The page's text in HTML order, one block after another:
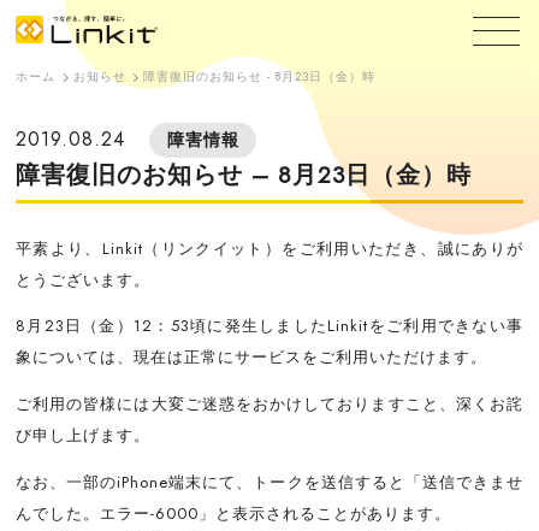
ホーム お知らせ 障害復旧のお知らせ - 8月23日（金）時
2019.08.24 障害情報
障害復旧のお知らせ – 8月23日（金）時
平素より、Linkit（リンクイット）をご利用いただき、誠にありが
とうございます。
8月23日（金）12：53頃に発生しましたLinkitをご利用できない事
象については、現在は正常にサービスをご利用いただけます。
ご利用の皆様には大変ご迷惑をおかけしておりますこと、深くお詫
び申し上げます。
なお、一部のiPhone端末にて、トークを送信すると「送信できませ
んでした。エラー-6000」と表示されることがあります。